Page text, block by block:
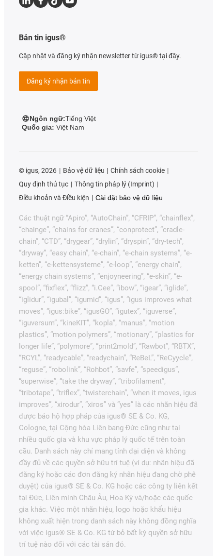
Bản tin igus®
Cập nhật và đăng ký nhận newsletter từ igus® tại đây.
Đăng ký nhận bản tin
Ngôn ngữ:Tiếng Việt
Quốc gia: Việt Nam
© igus, 2026 Bảo vệ dữ liệu
Chính sách cookie
Quy định thủ tục
Thông tin pháp lý (Imprint)
Điều khoản và Điều kiện
Cài đặt bảo vệ dữ liệu
Các thuật ngữ “Apiro”, “AutoChain”, “CFRIP”, “chainflex”,
“chainge”, “chains for cranes”, “conprotect”, “cradle-
chain”, “CTD”, “drygear”, “drylin”, “dryspin”, “dry-tech”,
“dryway”, “easy chain”, “e-chain”, “e-chain systems”, “e-
ketten”, “e-kettensysteme”, “e-loop”, “energy chain”,
“energy chain systems”, “enjoyneering”, “e-skin”, “e-
spool”, “fixflex”, “flizz”, “i.Cee”, “ibow”, “igear”, “iglide”,
“iglidur”, “igubal”, “igumid”, “igus”, “igus improves what
moves”, “igus:bike”, “igusGO”, “igutex”, “iguverse”,
“iguversum”, “kineKIT”, “kopla”, “manus”, “motion
plastics”, “motion polymers”, “motionary”, “plastics for
longer life”, “polymore”, “print2mold”, “Rawbot”, “RBTX”,
“RCYL”, “readycable”, “readychain”, “ReBeL”, “ReCyycle”,
“reguse”, “robolink”, “Rohbot”, “savfe”, “speedigus”,
“superwise”, “take the dryway”, “tribofilament”,
“tribotape”, “triflex”, “twisterchain”, “when it moves, igus
improves”, “xirodur”, “xiros” và “yes” là các nhãn hiệu đã
được bảo hộ hợp pháp của igus® SE & Co. KG,
Cologne, tại Cộng hòa Liên bang Đức cũng như tại
nhiều quốc gia và khu vực pháp lý quốc tế trên toàn
cầu. Danh sách này chỉ mang tính đại diện và không
đầy đủ về các quyền sở hữu trí tuệ (ví dụ: nhãn hiệu đã
đăng ký hoặc các đơn đăng ký nhãn hiệu đang chờ phê
duyệt) của igus® SE & Co. KG hoặc các công ty liên kết
tại Đức, Liên minh Châu Âu, Hoa Kỳ và/hoặc các quốc
gia khác. Việc một nhãn hiệu, logo hoặc khẩu hiệu
không xuất hiện trong danh sách này không đồng nghĩa
với việc igus® SE & Co. KG từ bỏ bất kỳ quyền sở hữu
trí tuệ nào đối với các tài sản đó.